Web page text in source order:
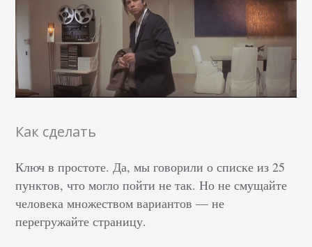
Как сделать
Ключ в простоте. Да, мы говорили о списке из 25
пунктов, что могло пойти не так. Но не смущайте
человека множеством вариантов — не
перегружайте страницу.